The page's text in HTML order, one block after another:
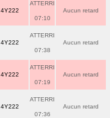
4Y222
ATTERRI
07:10
Aucun retard
4Y222
ATTERRI
07:38
Aucun retard
4Y222
ATTERRI
07:19
Aucun retard
4Y222
ATTERRI
07:36
Aucun retard